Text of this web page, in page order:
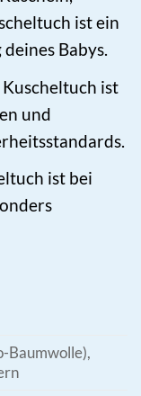
ist ein
Babys.
Kuscheltuch ist
und
ist bei
Baumwolle),